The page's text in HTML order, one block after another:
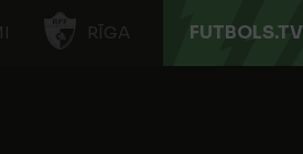
RĪGA FUTBOLS.TV